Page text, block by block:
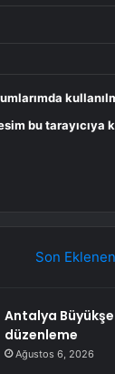
bu tarayıcıya
Son Eklenen
Antalya
düzenleme
Ağustos 6, 2026